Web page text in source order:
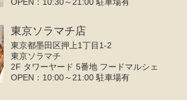
OPEN：10:30～21:00 駐車場有
東京ソラマチ店
東京都墨田区押上1丁目1-2
東京ソラマチ
2F タワーヤード 5番地 フードマルシェ
OPEN：10:00～21:00 駐車場有